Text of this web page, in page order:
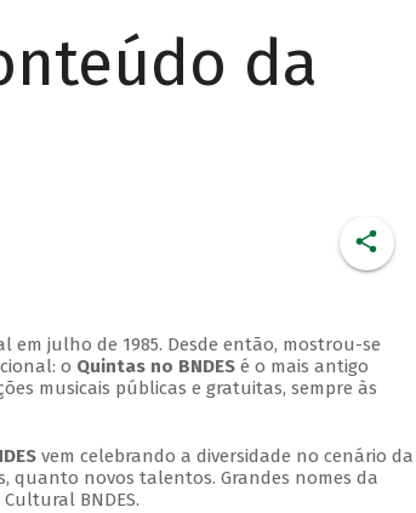
da
em julho de 1985. Desde então, mostrou-se
o Quintas no BNDESé o mais antigo
musicais públicas e gratuitas, sempre às
vem celebrando a diversidade no cenário da
quanto novos talentos. Grandes nomes da
BNDES.